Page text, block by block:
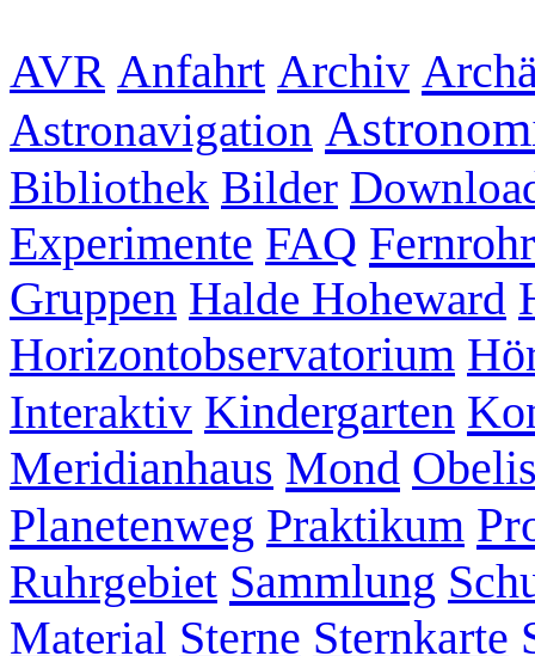
AVR Anfahrt Archiv
Astronavigation
Bibliothek Bilder
Experimente FAQ Fernrohr
Gruppen Halde Hoheward
Horizontobservatorium
Interaktiv Kindergarten
Meridianhaus Mond
Planetenweg Praktikum
Ruhrgebiet Sammlung
Material Sterne Sternkarte